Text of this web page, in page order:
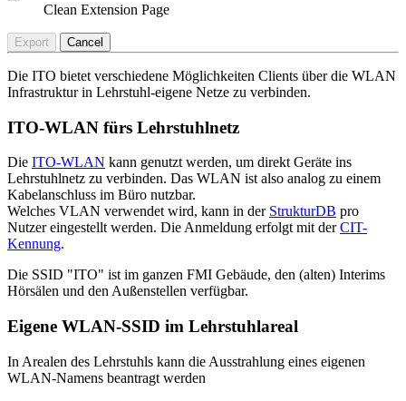
Clean Extension Page
Export Cancel
Die ITO bietet verschiedene Möglichkeiten Clients über die WLAN
Infrastruktur in Lehrstuhl-eigene Netze zu verbinden.
ITO-WLAN fürs Lehrstuhlnetz
Die ITO-WLAN kann genutzt werden, um direkt Geräte ins
Lehrstuhlnetz zu verbinden. Das WLAN ist also analog zu einem
Kabelanschluss im Büro nutzbar.
Welches VLAN verwendet wird, kann in der StrukturDB pro
Nutzer eingestellt werden. Die Anmeldung erfolgt mit derCIT-
Kennung.
Die SSID "ITO" ist im ganzen FMI Gebäude, den (alten) Interims
Hörsälen und den Außenstellen verfügbar.
Eigene WLAN-SSID im Lehrstuhlareal
In Arealen des Lehrstuhls kann die Ausstrahlung eines eigenen
WLAN-Namens beantragt werden